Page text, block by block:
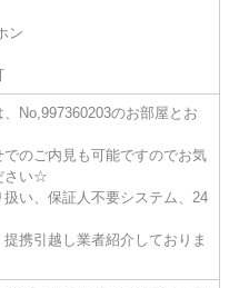
ン
No,997360203のお部屋とお
のご内見も可能ですのでお気
さい☆
い、保証人不要システム、24
携引越し業者紹介しておりま